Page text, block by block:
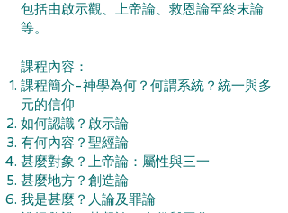
包括由啟示觀、上帝論、救恩論至終末論
等。
課程內容：
課程簡介-神學為何？何謂系統？統一與多
元的信仰
如何認識？啟示論
有何內容？聖經論
甚麼對象？上帝論：屬性與三一
甚麼地方？創造論
我是甚麼？人論及罪論